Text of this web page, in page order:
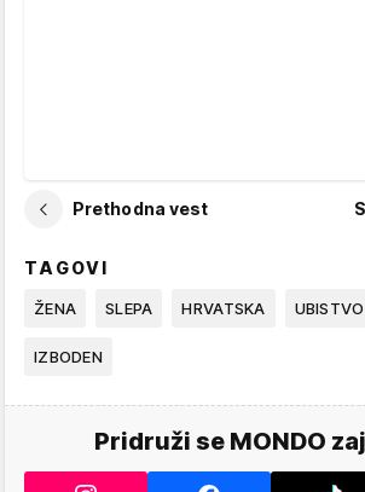
Prethodna vest
TAGOVI
ŽENA SLEPA HRVATSKA UBISTVO
IZBODEN
Pridruži se MONDO